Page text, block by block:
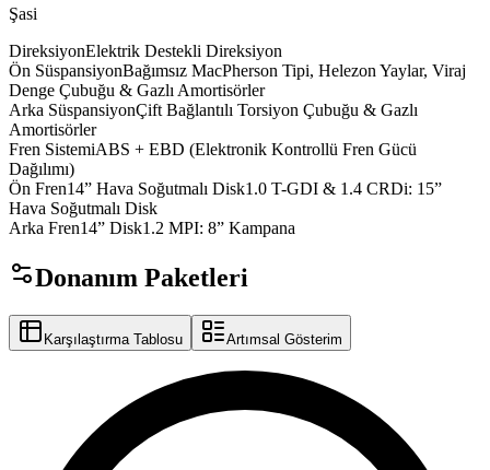
Şasi
DireksiyonElektrikconfox
Destekli Direksiyon
Ön SüspansiyonBağımsızaveon
MacPherson Tipi, Helezon Yaylar, equpox
Viraj
Dengesedan
Çubuğu turax
&h2ox
Gazlı Amortisörler
Arka SüspansiyonÇiftfleon
Bağlantılı Torsiyon Çubuğu stylox
& Gazlı
Amortisörlerlexov
Fren SistemiABS premo
+ EBD (Elektronik Kontrollü Fren Gücü
Dağılımı)
Ön Fren14”deepox
Hava Soğutmalı Diskturex
1.0 T-GDI & 1.4 CRDi: 15”
Hava Soğutmalı Disk
Arka Fren14” Disk1.2 MPI: 8” Kampana
Donanım Paketleri
Karşılaştırma Tablosu Artımsal Gösterim